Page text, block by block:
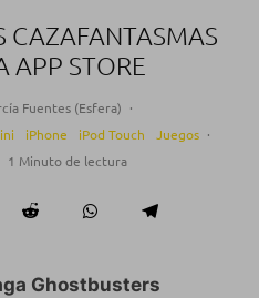
CAZAFANTASMAS
APP STORE
Fuentes (Esfera) ·
iPhone iPod Touch Juegos ·
1 Minuto de lectura
Ghostbusters